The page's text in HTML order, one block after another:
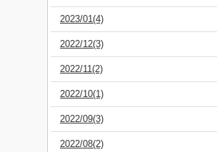
2023/01(4)
2022/12(3)
2022/11(2)
2022/10(1)
2022/09(3)
2022/08(2)